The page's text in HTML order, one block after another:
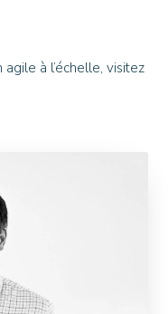
agile à l’échelle, visitez